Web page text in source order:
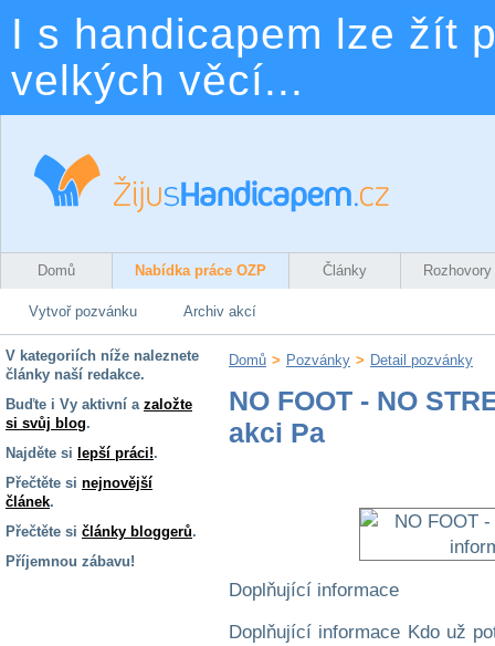
I s handicapem lze žít
velkých věcí...
Domů Nabídka práce OZP Články Rozhovory
Vytvoř pozvánku Archiv akcí
V kategoriích níže naleznete
články naší redakce.
Buďte i Vy aktivní a založte
si svůj blog.
Najděte si lepší práci!.
Přečtěte si nejnovější
článek.
Přečtěte si články bloggerů.
Příjemnou zábavu!
Domů > Pozvánky > Detail pozvánky
NO FOOT - NO
akci Pa
Doplňující informace
Doplňující informace Kdo už